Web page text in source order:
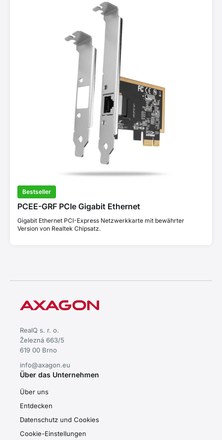
Bestseller
PCEE-GRF PCIe Gigabit Ethernet
Gigabit Ethernet PCI-Express Netzwerkkarte mit bewährter
Version von Realtek Chipsatz.
RealQ s. r. o.
Železná 663/5
619 00 Brno
info@axagon.eu
Über das Unternehmen
Über uns
Entdecken
Datenschutz und Cookies
Cookie-Einstellungen